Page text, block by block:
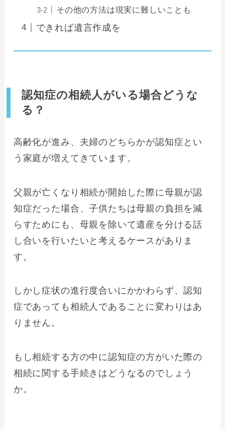
その他の方法は現実に難しいことも
できれば遺言作成を
認知症の相続人がいる場合どうな
る？
高齢化が進み、夫婦のどちらかが認知症とい
う家庭が増えてきています。
父親が亡くなり相続が開始した際に母親が認
知症だった場合、子供たちは母親の負担を減
らすためにも、母親を除いて遺産を分ける話
し合いを行いたいと考えるケースがありま
す。
しかし症状の進行度合いにかかわらず、認知
症であっても相続人であることに変わりはあ
りません。
もし相続する方の中に認知症の方がいた際の
相続に関する手続きはどうなるのでしょう
か。